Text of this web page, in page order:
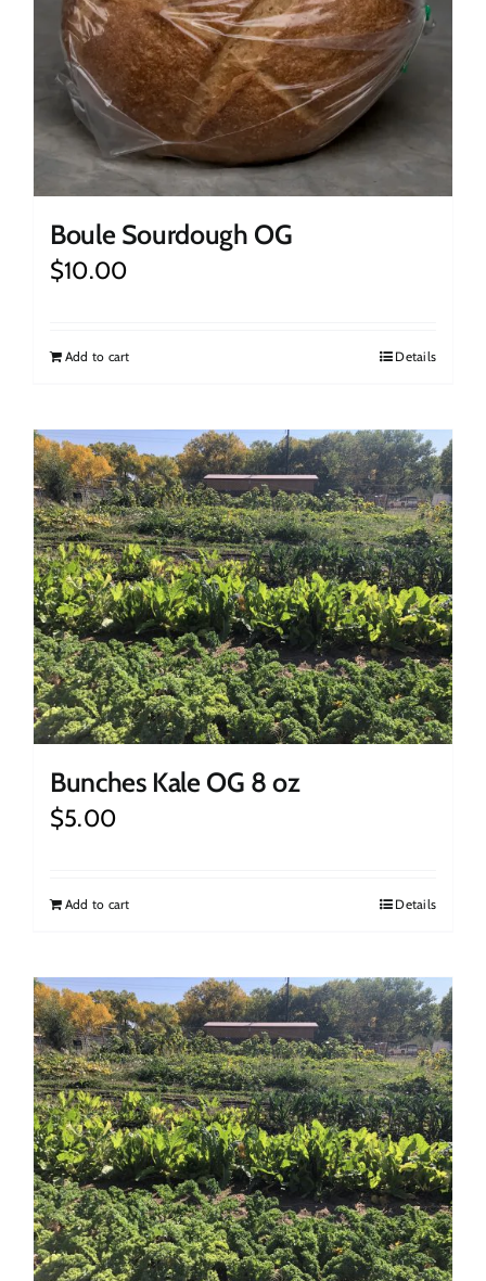
Boule Sourdough OG
$10.00
Add to cart Details
Bunches Kale OG 8 oz
$5.00
Add to cart Details